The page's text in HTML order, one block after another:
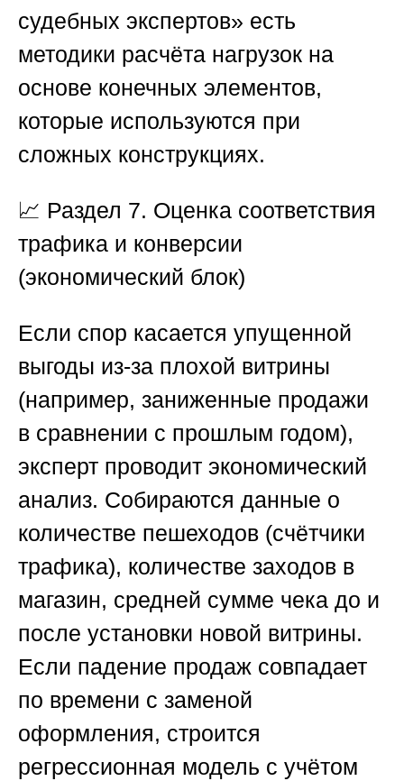
судебных экспертов» есть
методики расчёта нагрузок на
основе конечных элементов,
которые используются при
сложных конструкциях.
📈 Раздел 7. Оценка соответствия
трафика и конверсии
(экономический блок)
Если спор касается упущенной
выгоды из-за плохой витрины
(например, заниженные продажи
в сравнении с прошлым годом),
эксперт проводит экономический
анализ. Собираются данные о
количестве пешеходов (счётчики
трафика), количестве заходов в
магазин, средней сумме чека до и
после установки новой витрины.
Если падение продаж совпадает
по времени с заменой
оформления, строится
регрессионная модель с учётом